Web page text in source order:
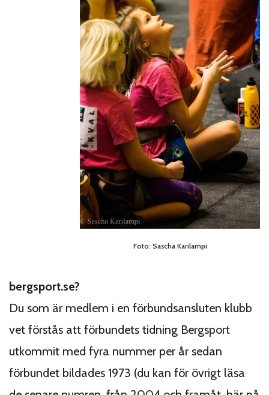
Foto: Sascha Karilampi
bergsport.se?
Du som är medlem i en förbundsansluten klubb
vet förstås att förbundets tidning Bergsport
utkommit med fyra nummer per år sedan
förbundet bildades 1973 (du kan för övrigt läsa